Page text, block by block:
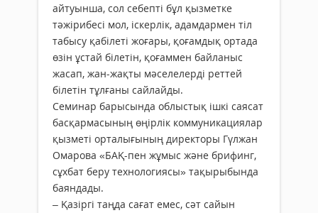
айтуынша, сол себепті бұл қызметке
тәжірибесі мол, іскерлік, адамдармен тіл
табысу қабілеті жоғары, қоғамдық ортада
өзін ұстай білетін, қоғаммен байланыс
жасап, жан-жақты мәселелерді реттей
білетін тұлғаны сайлайды.
Семинар барысында облыстық ішкі саясат
басқармасының өңір­лік коммуникациялар
қызметі орталығының директоры Гүлжан
Омарова «БАҚ-пен жұмыс және брифинг,
сұхбат беру технологиясы» тақырыбында
баяндады.
– Қазіргі таңда сағат емес, сәт сайын